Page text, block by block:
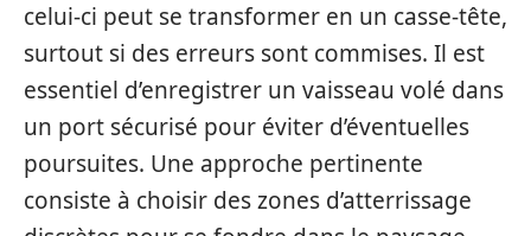
celui-ci peut se transformer en un casse-tête,
surtout si des erreurs sont commises. Il est
essentiel d’enregistrer un vaisseau volé dans
un port sécurisé pour éviter d’éventuelles
poursuites. Une approche pertinente
consiste à choisir des zones d’atterrissage